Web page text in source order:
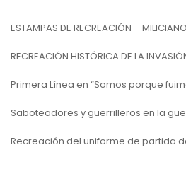
ESTAMPAS DE RECREACIÓN –
RECREACIÓN HISTÓRICA DE LA
Primera Línea en “Somos porque
Saboteadores y guerrilleros en la
Recreación del uniforme de partida